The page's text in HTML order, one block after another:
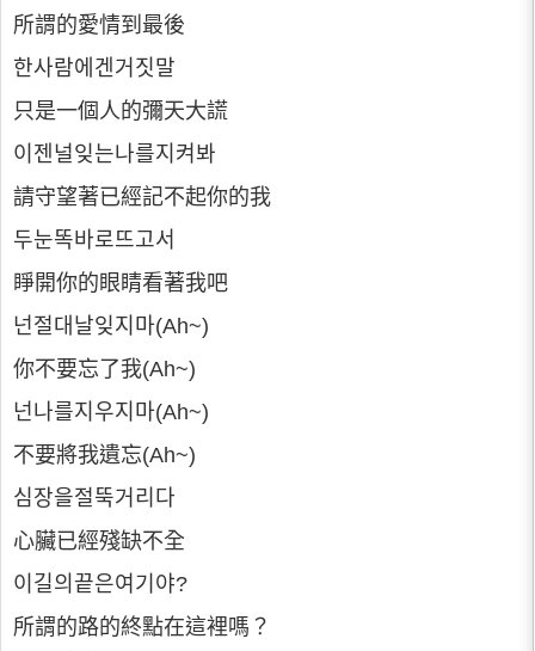
所謂的愛情到最後
한사람에겐거짓말
只是一個人的彌天大謊
이젠널잊는나를지켜봐
請守望著已經記不起你的我
두눈똑바로뜨고서
睜開你的眼睛看著我吧
넌절대날잊지마(Ah~)
你不要忘了我(Ah~)
넌나를지우지마(Ah~)
不要將我遺忘(Ah~)
심장을절뚝거리다
心臟已經殘缺不全
이길의끝은여기야?
所謂的路的終點在這裡嗎？